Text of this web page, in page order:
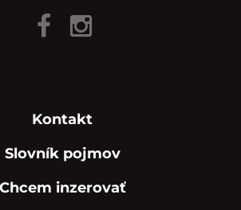
Kontakt
Slovník pojmov
Chcem inzerovať